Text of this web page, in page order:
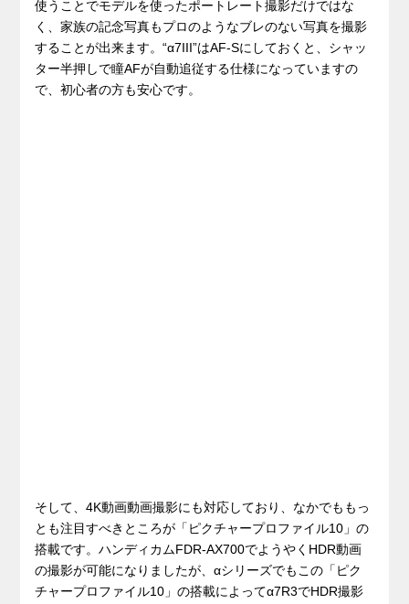
使うことでモデルを使ったポートレート撮影だけではな
く、家族の記念写真もプロのようなブレのない写真を撮影
することが出来ます。“α7III”はAF-Sにしておくと、シャッ
ター半押しで瞳AFが自動追従する仕様になっていますの
で、初心者の方も安心です。
そして、4K動画動画撮影にも対応しており、なかでももっ
とも注目すべきところが「ピクチャープロファイル10」の
搭載です。ハンディカムFDR-AX700でようやくHDR動画
の撮影が可能になりましたが、αシリーズでもこの「ピク
チャープロファイル10」の搭載によってα7R3でHDR撮影